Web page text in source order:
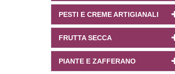
PESTI E CREME ARTIGIANALI
FRUTTA SECCA
PIANTE E ZAFFERANO